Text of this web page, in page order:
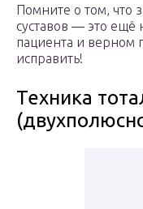
Помните о том, что
суставов — это
пациента и верном
исправить!
Техника